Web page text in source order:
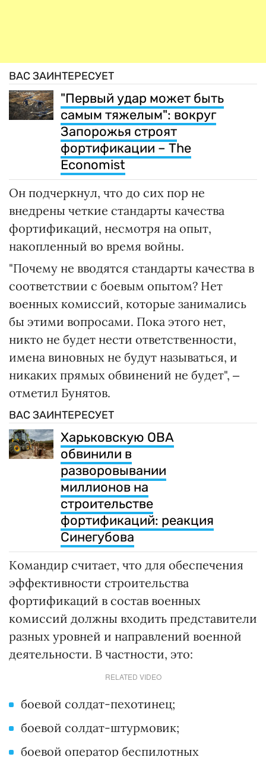
ВАС ЗАИНТЕРЕСУЕТ
"Первый удар может быть
самым тяжелым": вокруг
Запорожья строят
фортификации – The
Economist
Он подчеркнул, что до сих пор не
внедрены четкие стандарты качества
фортификаций, несмотря на опыт,
накопленный во время войны.
"Почему не вводятся стандарты качества в
соответствии с боевым опытом? Нет
военных комиссий, которые занимались
бы этими вопросами. Пока этого нет,
никто не будет нести ответственности,
имена виновных не будут называться, и
никаких прямых обвинений не будет", ‒
отметил Бунятов.
ВАС ЗАИНТЕРЕСУЕТ
Харьковскую ОВА
обвинили в
разворовывании
миллионов на
строительстве
фортификаций: реакция
Синегубова
Командир считает, что для обеспечения
эффективности строительства
фортификаций в состав военных
комиссий должны входить представители
разных уровней и направлений военной
деятельности. В частности, это:
RELATED VIDEO
боевой солдат-пехотинец;
боевой солдат-штурмовик;
боевой оператор беспилотных